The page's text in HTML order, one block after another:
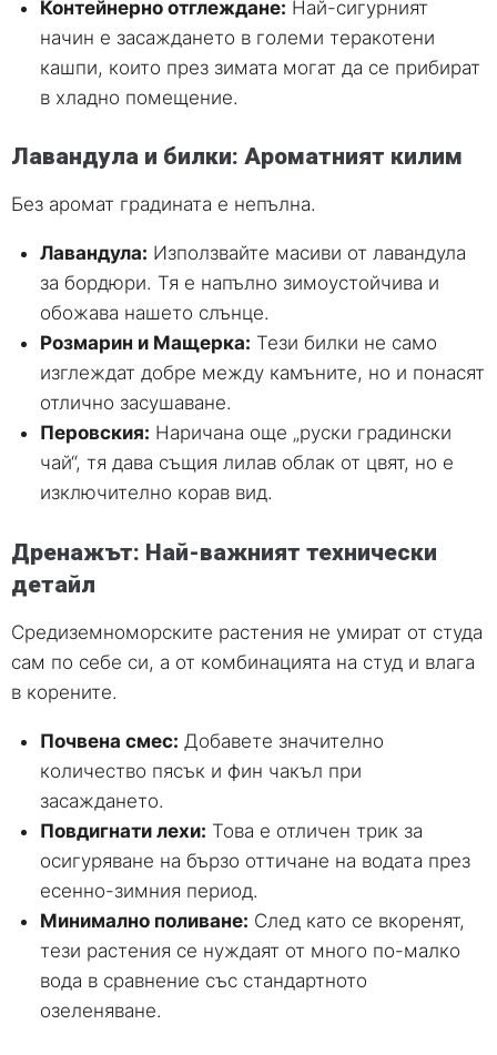
Контейнерно отглеждане: Най-сигурният
начин е засаждането в големи теракотени
кашпи, които през зимата могат да се прибират
в хладно помещение.
Лавандула и билки: Ароматният килим
Без аромат градината е непълна.
Лавандула: Използвайте масиви от лавандула
за бордюри. Тя е напълно зимоустойчива и
обожава нашето слънце.
Розмарин и Мащерка: Тези билки не само
изглеждат добре между камъните, но и понасят
отлично засушаване.
Перовския: Наричана още „руски градински
чай“, тя дава същия лилав облак от цвят, но е
изключително корав вид.
Дренажът: Най-важният технически
детайл
Средиземноморските растения не умират от студа
сам по себе си, а от комбинацията на студ и влага
в корените.
Почвена смес: Добавете значително
количество пясък и фин чакъл при
засаждането.
Повдигнати лехи: Това е отличен трик за
осигуряване на бързо оттичане на водата през
есенно-зимния период.
Минимално поливане: След като се вкоренят,
тези растения се нуждаят от много по-малко
вода в сравнение със стандартното
озеленяване.